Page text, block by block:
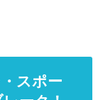
スポー